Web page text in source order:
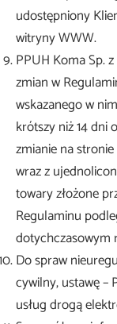
udostępniony
witryny WWW.
PPUH Koma Sp.
zmian w
wskazanego w
krótszy niż 14 dni
zmianie na
wraz z
towary złożone
Regulaminu
dotychczasowym
Do spraw
cywilny, ustawę –
usług drogą